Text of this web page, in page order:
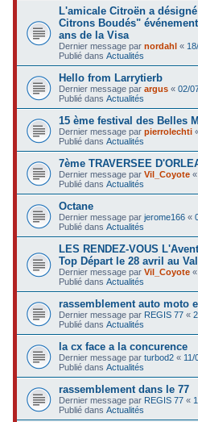
L'amicale Citroën a
Citrons Boudés"
ans de la Visa
Dernier message parnordahl «
Publié dansActualités
Hello from Larrytierb
Dernier message parargus «02/
Publié dansActualités
15 ème festival des Belles
Dernier message parpierrolechti
Publié dansActualités
7ème TRAVERSEE
Dernier message parVil_Coyote
Publié dansActualités
Octane
Dernier message parjerome166 «
Publié dansActualités
LES RENDEZ-VOUS
Top Départ le 28 avril au
Dernier message parVil_Coyote «
Publié dansActualités
rassemblement auto moto
Dernier message par REGIS 77 «
Publié dansActualités
la cx face a la concurence
Dernier message parturbod2 « 11/
Publié dansActualités
rassemblement dans le 77
Dernier message par REGIS 77 «
Publié dansActualités